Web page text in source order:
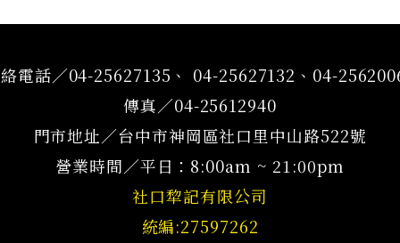
電話／04-25627135、 04-25627132、04-
傳真／04-25612940
門市地址／台中市神岡區社口里中山路522號
營業時間／平日：8:00am ~ 21:00pm
社口犂記有限公司
統編:27597262